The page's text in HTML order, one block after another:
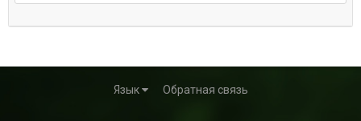
Язык Обратная связь